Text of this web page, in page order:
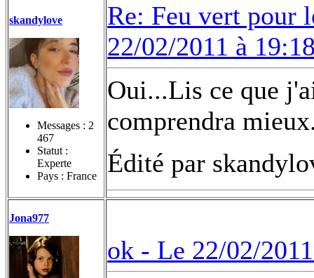
skandylove
Messages : 2
467
Statut :
Experte
Pays : France
Re: Feu vert pour
22/02/2011 à
Oui...Lis ce que
comprendra
Édité par
Jona977
ok - Le 22/02/